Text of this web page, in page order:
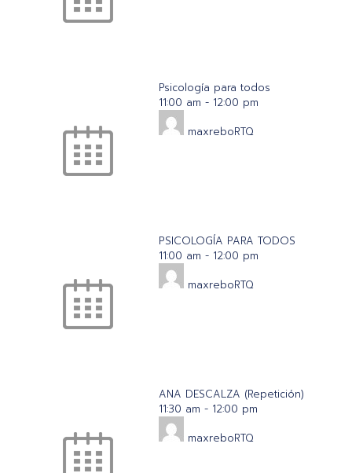
Psicología para todos
11:00 am - 12:00 pm
maxreboRTQ
PSICOLOGÍA PARA TODOS
11:00 am - 12:00 pm
maxreboRTQ
ANA DESCALZA (Repetición)
11:30 am - 12:00 pm
maxreboRTQ